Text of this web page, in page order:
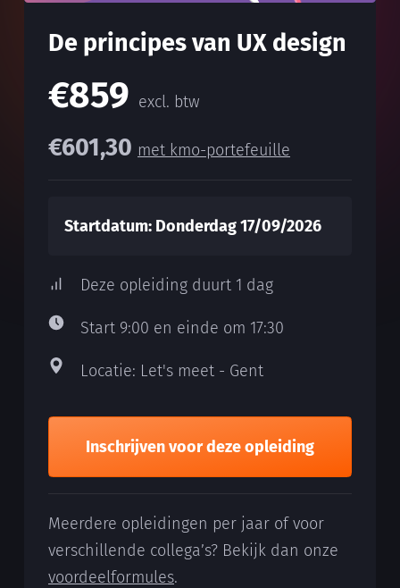
De principes van UX design
€859 excl. btw
€601,30 met kmo-portefeuille
Startdatum: Donderdag 17/09/2026
Deze opleiding duurt 1 dag
Start 9:00 en einde om 17:30
Locatie: Let's meet - Gent
Inschrijven voor deze opleiding
Meerdere opleidingen per jaar of voor
verschillende collega’s? Bekijk dan onze
voordeelformules.